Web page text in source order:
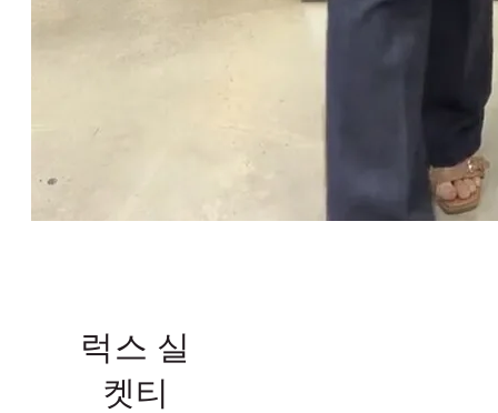
럭스 실
켓티